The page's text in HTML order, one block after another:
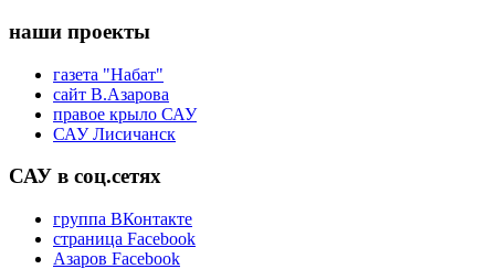
наши проекты
газета "Набат"
сайт В.Азарова
правое крыло САУ
САУ Лисичанск
САУ в соц.сетях
группа ВКонтакте
страница Facebook
Азаров Facebook